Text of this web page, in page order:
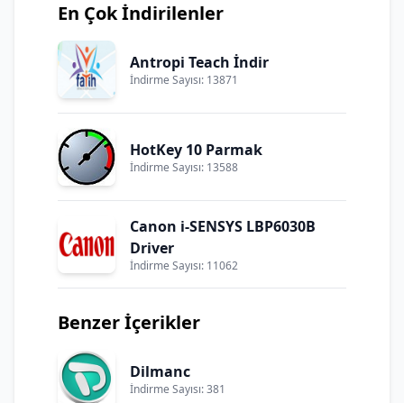
En Çok İndirilenler
Antropi Teach İndir
İndirme Sayısı: 13871
HotKey 10 Parmak
İndirme Sayısı: 13588
Canon i-SENSYS LBP6030B
Driver
İndirme Sayısı: 11062
Benzer İçerikler
Dilmanc
İndirme Sayısı: 381